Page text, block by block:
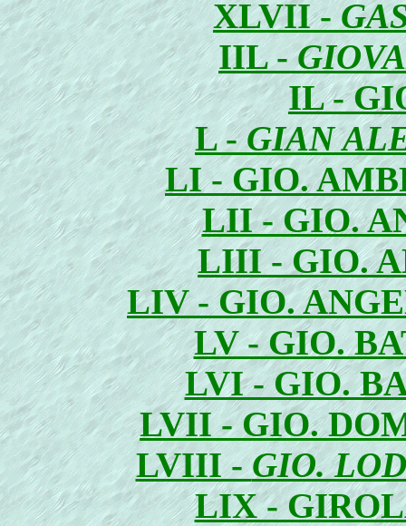
XLVII -
IIL -
IL -
L -GIAN
LI - GIO.
LII - GIO.
LIII - GIO.
LIV - GIO.
LV - GIO.
LVI - GIO.
LVII - GIO.
LVIII -GIO.
LIX -